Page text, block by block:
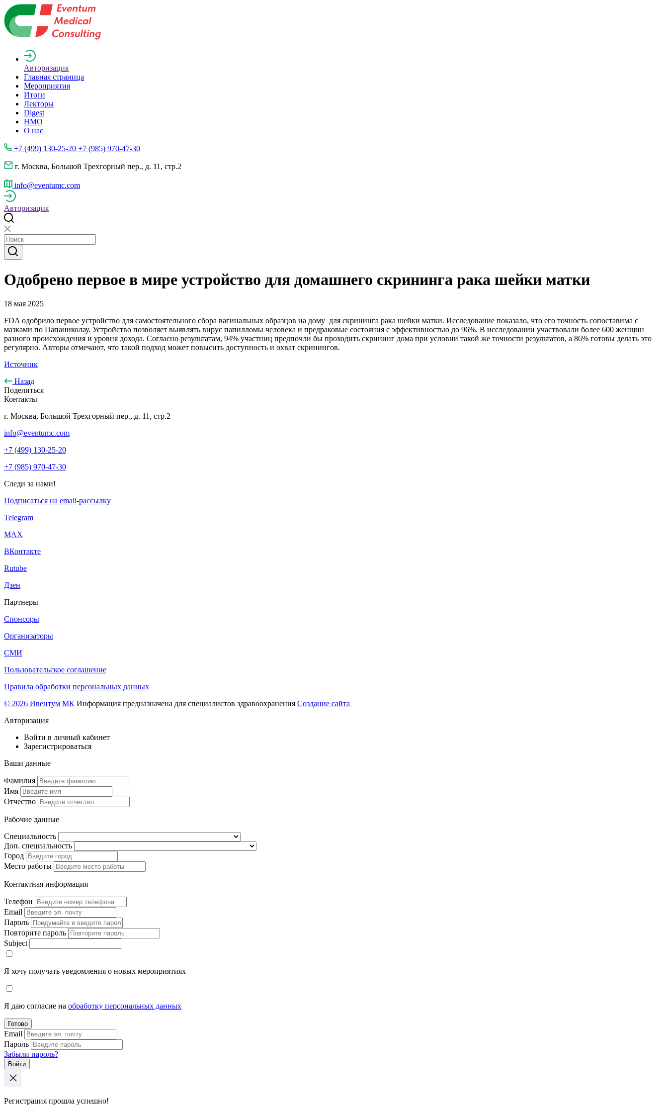
Авторизация
Главная страница
Мероприятия
Итоги
Лекторы
Digest
НМО
О нас
+7 (499) 130-25-20 +7 (985) 970-47-30
г. Москва, Большой Трехгорный пер., д. 11, стр.2
info@eventumc.com
Авторизация
Одобрено первое в мире устройство для домашнего скрининга рака шейки матки
18 мая 2025
FDA одобрило первое устройство для самостоятельного сбора вагинальных образцов на дому для скрининга рака шейки матки. Исследование показало, что его точность сопоставима с
мазками по Папаниколау. Устройство позволяет выявлять вирус папилломы человека и предраковые состояния с эффективностью до 96%. В исследовании участвовали более 600 женщин
разного происхождения и уровня дохода. Согласно результатам, 94% участниц предпочли бы проходить скрининг дома при условии такой же точности результатов, а 86% готовы делать это
регулярно. Авторы отмечают, что такой подход может повысить доступность и охват скринингов.
Источник
Назад
Поделиться
Контакты
г. Москва, Большой Трехгорный пер., д. 11, стр.2
info@eventumc.com
+7 (499) 130-25-20
+7 (985) 970-47-30
Следи за нами!
Подписаться на email-рассылку
Telegram
МАХ
ВКонтакте
Rutube
Дзен
Партнеры
Спонсоры
Организаторы
СМИ
Пользовательское соглашение
Правила обработки персональных данных
© 2026 Ивентум МК Информация предназначена для специалистов здравоохранения Создание сайта
Авторизация
Войти в личный кабинет
Зарегистрироваться
Ваши данные
Фамилия
Имя
Отчество
Рабочие данные
Специальность
Доп. специальность
Город
Место работы
Контактная информация
Телефон
Email
Пароль
Повторите пароль
Subject
Я хочу получать уведомления о новых мероприятиях
Я даю согласие на обработку персональных данных
Готово
Email
Пароль
Забыли пароль?
Войти
Регистрация прошла успешно!